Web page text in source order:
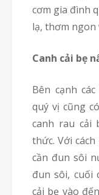
cơm gia đình
lạ, thơm ngon
Canh cải bẹ
Bên cạnh các món chiên, kho, luộc và hấp,
quý vị cũng
canh rau cải
thức. Với
cần đun sôi
đun sôi, cuối
cải bẹ vào